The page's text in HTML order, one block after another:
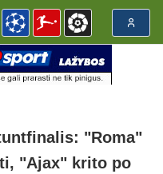
"Roma"
"Ajax" krito po